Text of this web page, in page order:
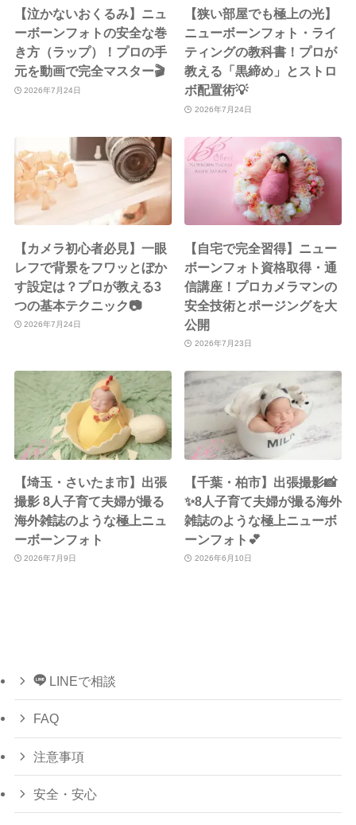
【泣かないおくるみ】ニュ
ーボーンフォトの安全な巻
き方（ラップ）！プロの手
元を動画で完全マスター🎬
2026年7月24日
【狭い部屋でも極上の光】
ニューボーンフォト・ライ
ティングの教科書！プロが
教える「黒締め」とストロ
ボ配置術💡
2026年7月24日
【カメラ初心者必見】一眼
レフで背景をフワッとぼか
す設定は？プロが教える3
つの基本テクニック📷
2026年7月24日
【自宅で完全習得】ニュー
ボーンフォト資格取得・通
信講座！プロカメラマンの
安全技術とポージングを大
公開
2026年7月23日
【埼玉・さいたま市】出張
撮影 8人子育て夫婦が撮る
海外雑誌のような極上ニュ
ーボーンフォト
2026年7月9日
【千葉・柏市】出張撮影📸
✨8人子育て夫婦が撮る海外
雑誌のような極上ニューボ
ーンフォト💕
2026年6月10日
LINEで相談
FAQ
注意事項
安全・安心